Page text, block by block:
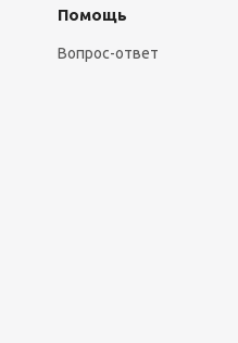
Помощь
Вопрос-ответ